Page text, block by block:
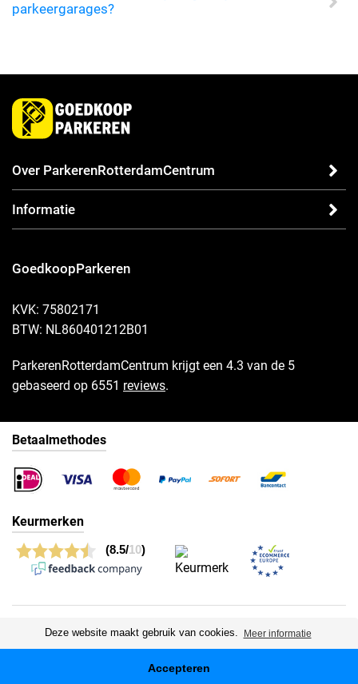
Deze website maakt gebruik van cookies. Meer informatie
Accepteren
parkeergarages?
Over ParkerenRotterdamCentrum
Informatie
GoedkoopParkeren
KVK: 75802171
BTW: NL860401212B01
ParkerenRotterdamCentrum krijgt een 4.3 van de 5
gebaseerd op 6551 reviews.
Betaalmethodes
Keurmerken